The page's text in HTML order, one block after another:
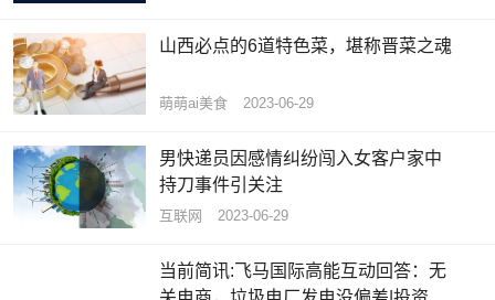
山西必点的6道特色菜，堪称晋菜之魂
萌萌ai美食 2023-06-29
男快递员因感情纠纷闯入女客户家中
持刀事件引关注
互联网 2023-06-29
当前简讯:飞马国际高能互动回答：无